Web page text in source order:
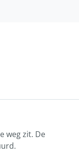
weg zit. De